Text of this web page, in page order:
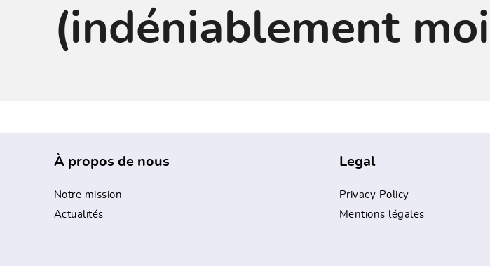
(indéniablement
À propos de nous
Notre mission
Actualités
Legal
Privacy Policy
Mentions légales